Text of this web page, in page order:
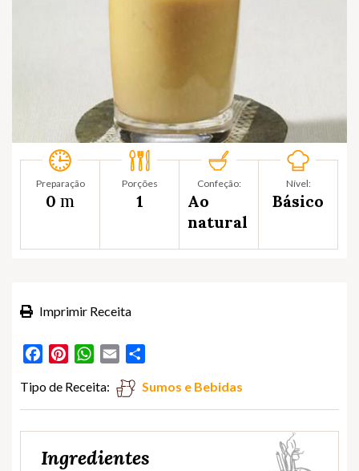
Preparação
0 m
Porções
1
Confeção:
Ao
natural
Nível:
Básico
Imprimir Receita
FacebookPinterestWhatsApp
Email
Tipo de Receita: Sumos e Bebidas
Ingredientes